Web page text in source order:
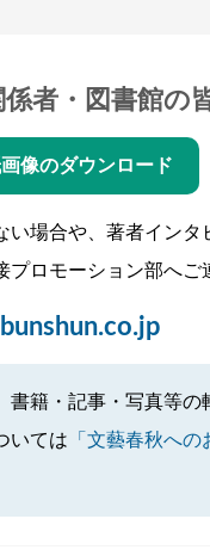
者・図書館の
像のダウンロード
い場合や、著者イン
ロモーション部へご
籍・記事・写真等の
いては 「文藝春秋への